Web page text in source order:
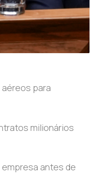
para
milionários
empresa antes de